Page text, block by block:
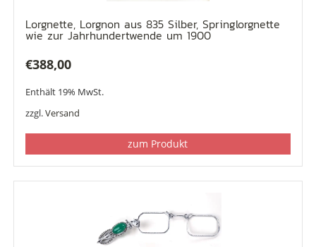
Lorgnette, Lorgnon aus 835 Silber, Springlorgnette
wie zur Jahrhundertwende um 1900
€388,00
Enthält 19% MwSt.
zzgl.Versand
zum Produkt